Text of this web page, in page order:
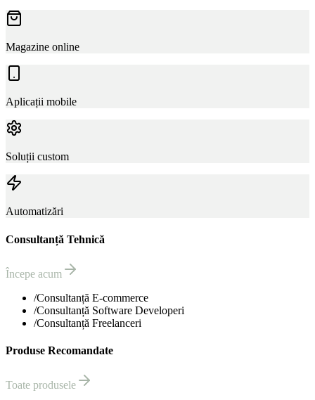
Magazine online
Aplicații mobile
Soluții custom
Automatizări
Consultanță Tehnică
Începe acum
/Consultanță E-commerce
/Consultanță Software Developeri
/Consultanță Freelanceri
Produse Recomandate
Toate produsele